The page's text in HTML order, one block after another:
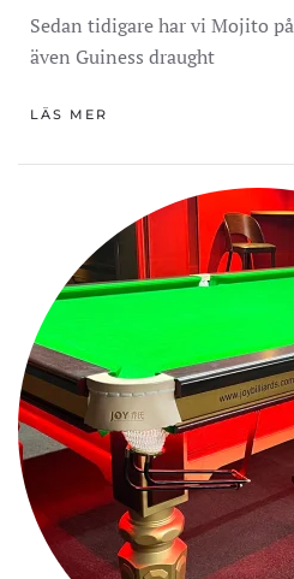
Sedan tidigare har vi Mojito
även Guiness draught
LÄS MER